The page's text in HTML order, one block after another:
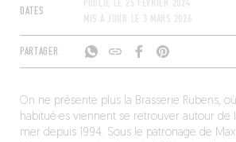
DATES
PUBLIÉ LE 25 FÉVRIER 2024
MIS À JOUR LE 3 MARS 2026
PARTAGER
On ne présente plus la Brasserie Rubens,
habitué·es viennent se retrouver autour de
mer depuis 1994. Sous le patronage de